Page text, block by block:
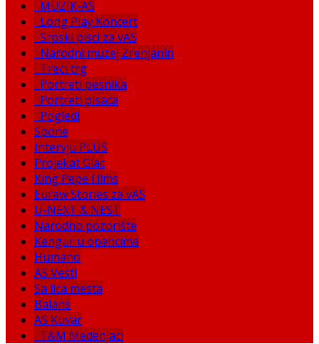
MUZIK-AS
Long Play Koncert
Srpski pisci za vAS
Narodni muzej Zrenjanin
Treći trg
Portreti pesnika
Portreti pisaca
Pogledi
Spone
Intervju PLUS
Projekat Glac
King Pepe Films
Euraw Stories za vAS
U-NEXT & NEST
Narodno pozorište
Kengur u opancima
Humano
AS Vesti
Sa lica mesta
Balans
AS Kuvar
T&M Medenjaci